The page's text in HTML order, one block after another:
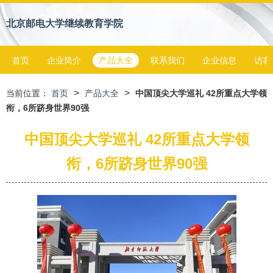
北京邮电大学继续教育学院
首页 企业简介 产品大全 联系我们 企业信息 访客
当前位置： 首页 > 产品大全 > 中国顶尖大学巡礼 42所重点大学领
衔，6所跻身世界90强
中国顶尖大学巡礼 42所重点大学领
衔，6所跻身世界90强